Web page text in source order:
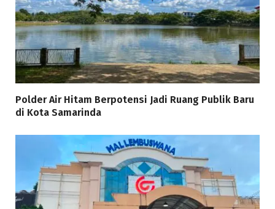
Polder Air Hitam Berpotensi Jadi Ruang Publik Baru
di Kota Samarinda